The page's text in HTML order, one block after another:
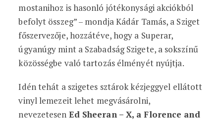
mostanihoz is hasonló jótékonysági akciókból
befolyt összeg” – mondja Kádár Tamás, a Sziget
főszervezője, hozzátéve, hogy a Superar,
úgyanúgy mint a Szabadság Szigete, a sokszínű
közösségbe való tartozás élményét nyújtja.
Idén tehát a szigetes sztárok kézjeggyel ellátott
vinyl lemezeit lehet megvásárolni,
nevezetesen Ed Sheeran – X, a Florence and